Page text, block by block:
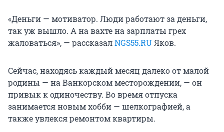
«Деньги — мотиватор. Люди работают за деньги,
так уж вышло. А на вахте на зарплаты грех
жаловаться», — рассказалNGS55.RUЯков.
Сейчас, находясь каждый месяц далеко от малой
родины — на Ванкорском месторождении, — он
привык к одиночеству. Во время отпуска
занимается новым хобби — шелкографией, а
также увлекся ремонтом квартиры.